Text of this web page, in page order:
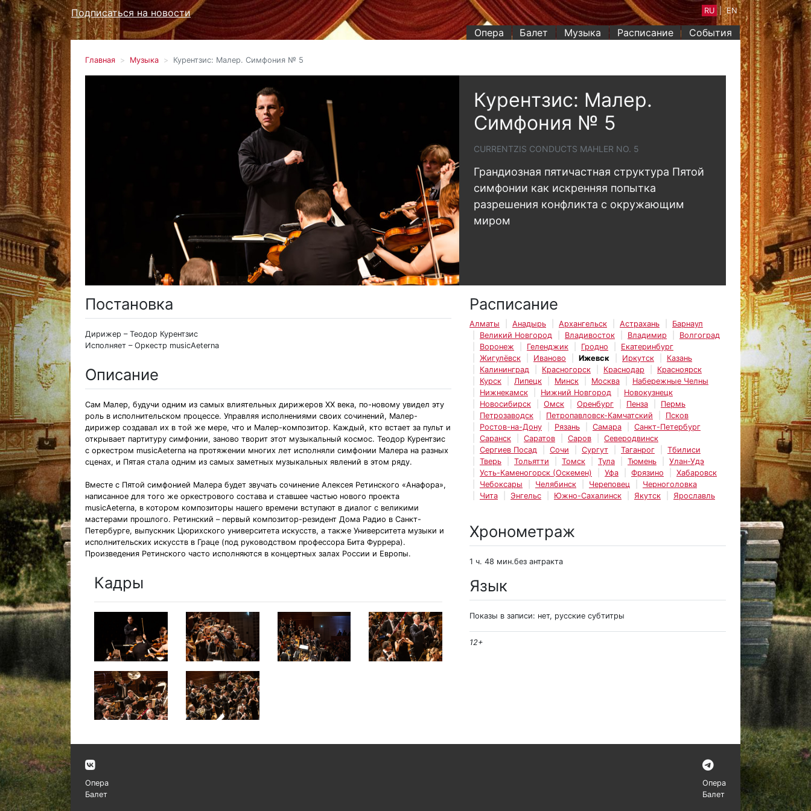
Опера Балет Музыка Расписание События
Подписаться на новости RU EN
Главная Музыка Курентзис: Малер. Симфония № 5
Курентзис: Малер.
Симфония № 5
CURRENTZIS CONDUCTS MAHLER NO. 5
Грандиозная пятичастная структура Пятой
симфонии как искренняя попытка
разрешения конфликта с окружающим
миром
Постановка
Дирижер – Теодор Курентзис
Исполняет – Оркестр musicAeterna
Описание
Сам Малер, будучи одним из самых влиятельных дирижеров XX века, по-новому увидел эту
роль в исполнительском процессе. Управляя исполнениями своих сочинений, Малер-
дирижер создавал их в той же мере, что и Малер-композитор. Каждый, кто встает за пульт и
открывает партитуру симфонии, заново творит этот музыкальный космос. Теодор Курентзис
с оркестром musicAeterna на протяжении многих лет исполняли симфонии Малера на разных
сценах, и Пятая стала одним из самых заметных музыкальных явлений в этом ряду.
Вместе с Пятой симфонией Малера будет звучать сочинение Алексея Ретинского «Анафора»,
написанное для того же оркестрового состава и ставшее частью нового проекта
musicAeterna, в котором композиторы нашего времени вступают в диалог с великими
мастерами прошлого. Ретинский – первый композитор-резидент Дома Радио в Санкт-
Петербурге, выпускник Цюрихского университета искусств, а также Университета музыки и
исполнительских искусств в Граце (под руководством профессора Бита Фуррера).
Произведения Ретинского часто исполняются в концертных залах России и Европы.
Кадры
Расписание
Алматы Анадырь Архангельск Астрахань
Барнаул
Великий Новгород
Владивосток Владимир
Волгоград
Воронеж
Геленджик Гродно
Екатеринбург
Жигулёвск
Иваново Ижевск Иркутск
Казань
Калининград
Красногорск Краснодар
Красноярск
Курск
Липецк Минск Москва
Набережные Челны
Нижнекамск
Нижний Новгород
Новокузнецк
Новосибирск
Омск Оренбург Пенза
Пермь
Петрозаводск
Петропавловск-Камчатский
Псков
Ростов-на-Дону
Рязань Самара
Санкт-Петербург
Саранск
Саратов Саров
Северодвинск
Сергиев Посад
Сочи Сургут Таганрог
Тбилиси
Тверь
Тольятти Томск Тула Тюмень
Улан-Удэ
Усть-Каменогорск (Оскемен)
Уфа Фрязино
Хабаровск
Чебоксары
Челябинск Череповец
Черноголовка
Чита
Энгельс Южно-Сахалинск Якутск Ярославль
Хронометраж
1 ч. 48 мин.без антракта
Язык
Показы в записи: нет, русские субтитры
12+
Опера
Балет
Опера
Балет